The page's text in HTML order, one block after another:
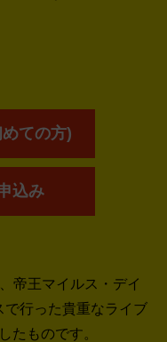
ての方)
込み
帝王マイルス・デイ
で行った貴重なライブ
たものです。